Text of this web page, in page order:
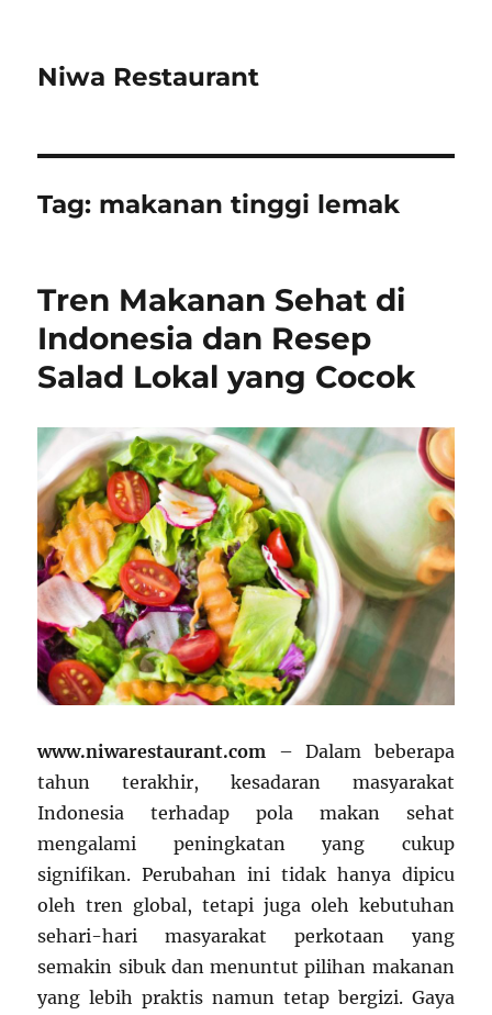
Niwa Restaurant
Tag: makanan tinggi lemak
Tren Makanan Sehat di
Indonesia dan Resep
Salad Lokal yang Cocok
www.niwarestaurant.com – Dalam beberapa
tahun terakhir, kesadaran masyarakat
Indonesia terhadap pola makan sehat
mengalami peningkatan yang cukup
signifikan. Perubahan ini tidak hanya dipicu
oleh tren global, tetapi juga oleh kebutuhan
sehari-hari masyarakat perkotaan yang
semakin sibuk dan menuntut pilihan makanan
yang lebih praktis namun tetap bergizi. Gaya